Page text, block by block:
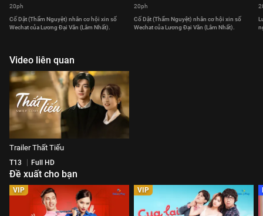
20ph
Cố Dật (Thẩm Nguyệt) nhân cơ hội xin số
Wechat của Lương Đại Văn (Lâm Nhất).
20ph
Cố Dật (Thẩm Nguyệt) nhân cơ hội xin số
Wechat của Lương Đại Văn (Lâm Nhất).
Video liên quan
Trailer Thất Tiếu
T13 Full HD
Đề xuất cho bạn
VIP VIP